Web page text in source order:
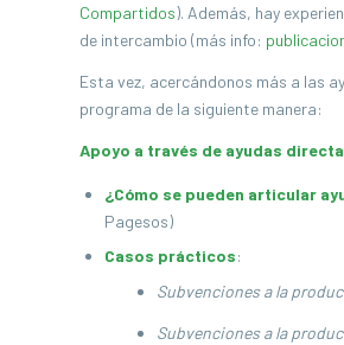
Compartidos). Además, hay
de intercambio (más info:
Esta vez, acercándonos más a las
programa de la siguiente manera:
Apoyo a través de ayudas
¿Cómo se pueden articular
Pagesos)
Casos prácticos:
Subvenciones a la
Subvenciones a la